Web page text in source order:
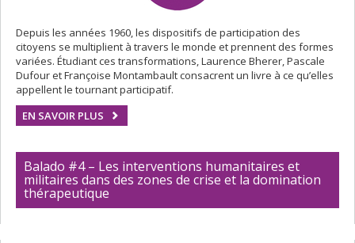
Depuis les années 1960, les dispositifs de participation des
citoyens se multiplient à travers le monde et prennent des formes
variées. Étudiant ces transformations, Laurence Bherer, Pascale
Dufour et Françoise Montambault consacrent un livre à ce qu’elles
appellent le tournant participatif.
EN SAVOIR PLUS
Balado #4 – Les interventions humanitaires et
militaires dans des zones de crise et la domination
thérapeutique